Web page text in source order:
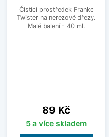
Čistící prostředek Franke
Twister na nerezové dřezy.
Malé balení - 40 ml.
Cena
89 Kč
5 a více skladem